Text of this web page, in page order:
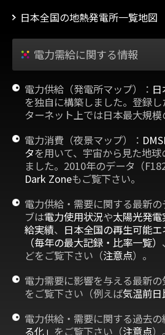
日本全国の地熱発電所一覧地図
電力需給に関する情報
電力供給（発電所マップ）：
を独自に構築しました。登録
ターネット上では日本最大規模
電力消費（夜景マップ）：
タを用いて、宇宙から見た地
ました。2010年のデータ（
Dark Zoneもご覧下さい。
電力供給・需要に関する最新
ブは電力使用状況や太陽光発電
給実績、 日本全国の再生可能
（毎年の最大記録・比率一覧） 、
どをご覧下さい（注意点）。
電力需要に影響を与える最新
をご覧下さい（例えば気温前
電力供給・需要に関する過去
る化」 をご覧下さい（注意点）。